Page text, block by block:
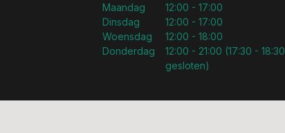
Maandag
Dinsdag
Woensdag
Donderdag
12:00 - 17:00
12:00 - 17:00
12:00 - 18:00
12:00 - 21:00 (17:30 - 18:30
gesloten)